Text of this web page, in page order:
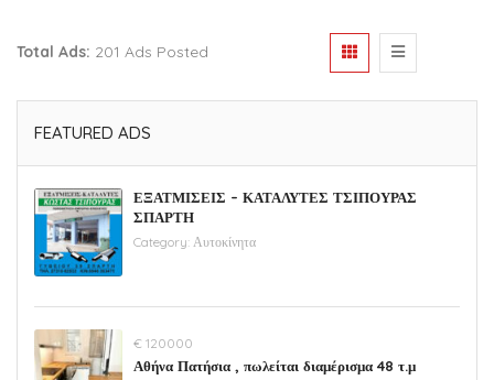
Total Ads: 201 Ads Posted
FEATURED ADS
ΕΞΑΤΜΙΣΕΙΣ – ΚΑΤΑΛΥΤΕΣ ΤΣΙΠΟΥΡΑΣ
ΣΠΑΡΤΗ
Category: Αυτοκίνητα
€ 120000
Αθήνα Πατήσια , πωλείται διαμέρισμα 48 τ.μ